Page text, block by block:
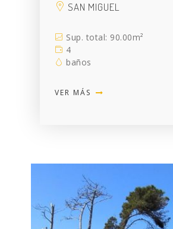
SAN MIGUEL
Sup. total: 90.00m²
4
baños
VER MÁS